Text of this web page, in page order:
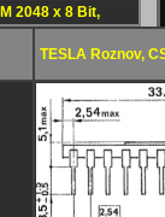
2048 x 8 Bit,
TESLA Roznov,